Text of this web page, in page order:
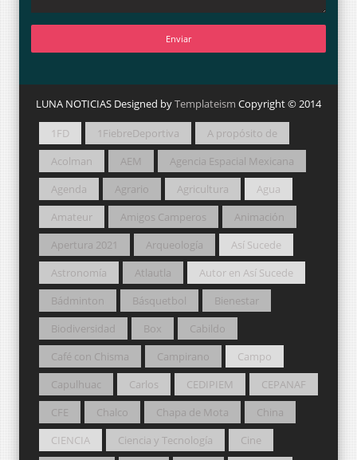
LUNA NOTICIAS Designed byTemplateism Copyright © 2014
1FD 1FiebreDeportiva
A propósito de
Acolman
AEM
Agencia Espacial Mexicana
Agenda
Agrario Agricultura
Agua
Amateur
Amigos Camperos
Animación
Apertura 2021
Arqueología
Así Sucede
Astronomía
Atlautla
Autor en Así Sucede
Bádminton
Básquetbol
Bienestar
Biodiversidad
Box
Cabildo
Café con Chisma
Campirano
Campo
Capulhuac
Carlos CEDIPIEM
CEPANAF
CFE
Chalco Chapa de Mota
China
CIENCIA
Ciencia y Tecnología
Cine